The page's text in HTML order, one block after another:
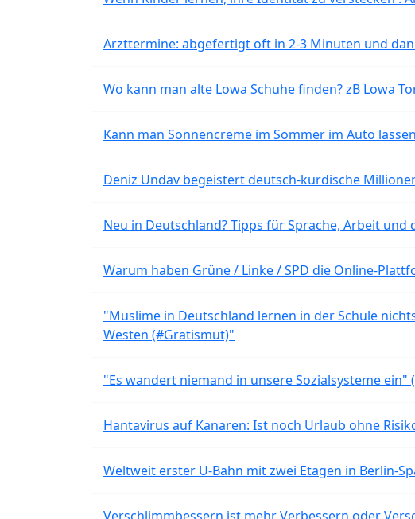
Arzttermine: abgefertigt oft in 2-3 Minuten und
Wo kann man alte Lowa Schuhe finden? zB Lowa
Kann man Sonnencreme im Sommer im Auto
Deniz Undav begeistert deutsch-kurdische
Neu in Deutschland? Tipps für Sprache, Arbeit und
Warum haben Grüne / Linke / SPD die Online-
"Muslime in Deutschland lernen in der Schule
Westen (#Gratismut)"
"Es wandert niemand in unsere Sozialsysteme ein"
Hantavirus auf Kanaren: Ist noch Urlaub ohne
Weltweit erster U-Bahn mit zwei Etagen in Berlin-